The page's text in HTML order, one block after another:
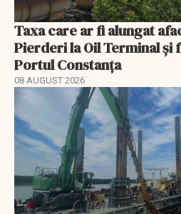
Taxa care ar fi alungat
Pierderi la Oil Terminal
Portul Constanța
08 AUGUST 2026